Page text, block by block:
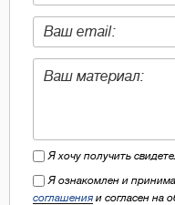
Я хочу получить
Я ознакомлен и
соглашения и согласен на